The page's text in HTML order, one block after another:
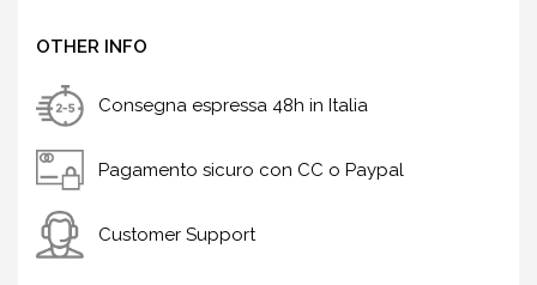
OTHER INFO
Consegna espressa 48h in Italia
Pagamento sicuro con CC o Paypal
Customer Support